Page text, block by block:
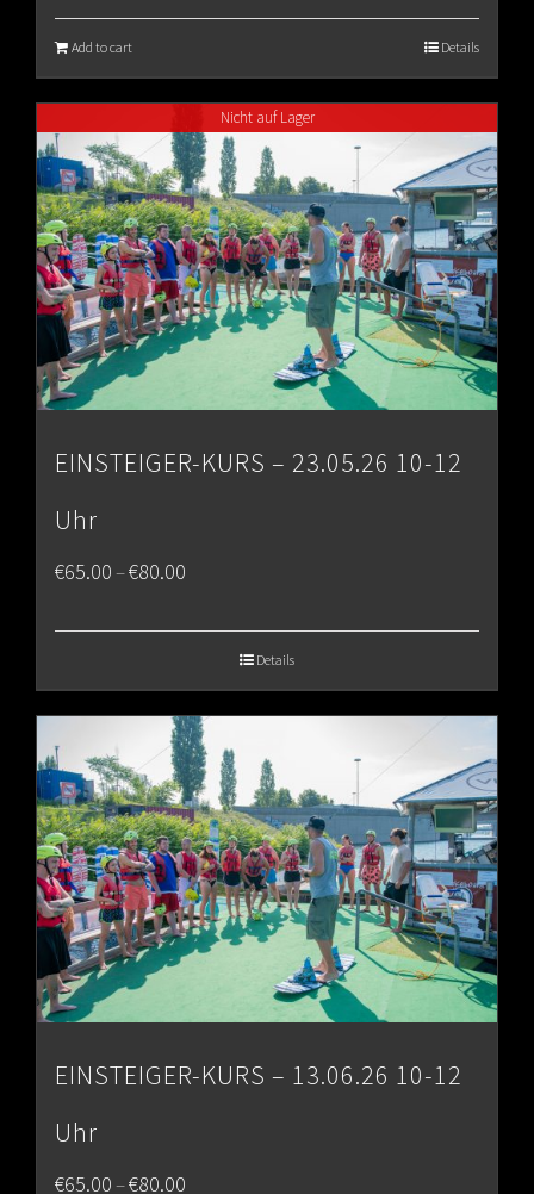
Add to cart Details
Nicht auf Lager
EINSTEIGER-KURS – 23.05.26 10-12
Uhr
€65.00–€80.00
€80.00
Details
EINSTEIGER-KURS – 13.06.26 10-12
Uhr
€65.00–€80.00